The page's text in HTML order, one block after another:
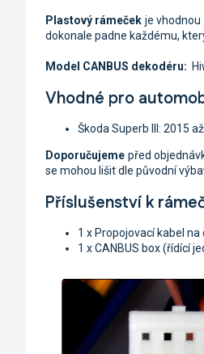
Plastový rámeček je
dokonale padne každému,
Model CANBUS dekodéru:
Vhodné pro
Škoda Superb III: 2015
Doporučujeme před
se mohou lišit dle původní
Příslušenství k
1 x Propojovací kabel
1 x CANBUS box (řídící